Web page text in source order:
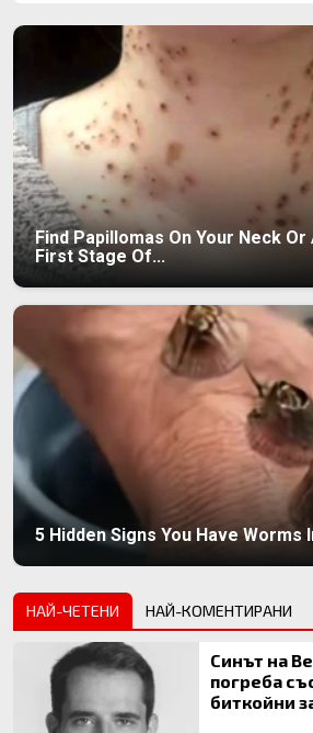
Find Papillomas On Your Neck
First Stage Of...
5 Hidden Signs You Have Worms
НАЙ-ЧЕТЕНИ НАЙ-КОМЕНТИРАНИ
Синът на
погреба
биткойни